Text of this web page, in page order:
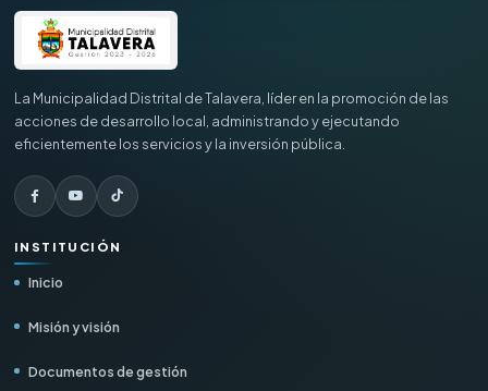
La Municipalidad Distrital de Talavera, líder en la promoción de las
acciones de desarrollo local, administrando y ejecutando
eficientemente los servicios y la inversión pública.
INSTITUCIÓN
Inicio
Misión y visión
Documentos de gestión